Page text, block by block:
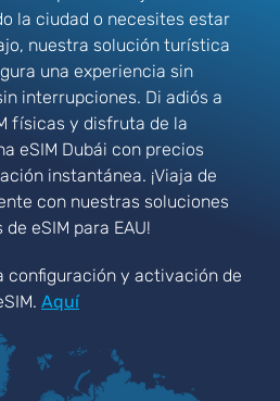
la ciudad o necesites estar
nuestra solución turística
una experiencia sin
interrupciones. Di adiós a
físicas y disfruta de la
eSIM Dubái con precios
instantánea. ¡Viaja de
con nuestras soluciones
eSIM para EAU!
configuración y activación de
Aquí